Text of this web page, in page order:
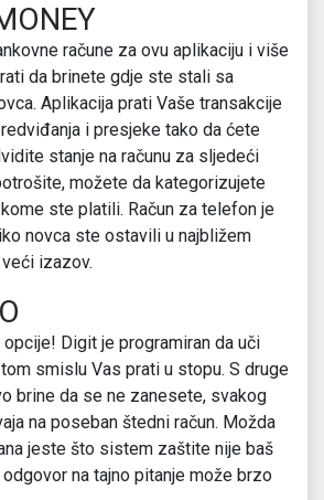
račune za ovu aplikaciju i više
da brinete gdje ste stali sa
Aplikacija prati Vaše transakcije
i presjeke tako da ćete
stanje na računu za sljedeći
možete da kategorizujete
ste platili. Račun za telefon je
novca ste ostavili u najbližem
izazov.
Digit je programiran da uči
smislu Vas prati u stopu. S druge
brine da se ne zanesete, svakog
na poseban štedni račun. Možda
jeste što sistem zaštite nije baš
odgovor na tajno pitanje može brzo